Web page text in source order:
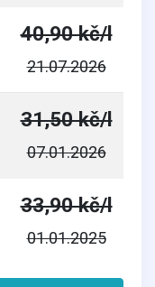
40,90 kč/l
21.07.2026
31,50 kč/l
07.01.2026
33,90 kč/l
01.01.2025